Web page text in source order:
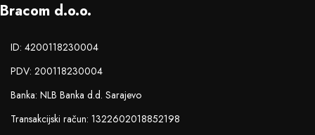
Bracom d.o.o.
ID: 4200118230004
PDV: 200118230004
Banka: NLB Banka d.d. Sarajevo
Transakcijski račun: 1322602018852198